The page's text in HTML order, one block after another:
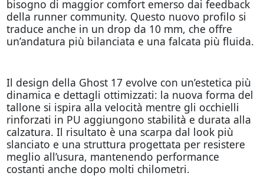
bisogno di maggior comfort emerso dai feedback
della runner community. Questo nuovo profilo si
traduce anche in un drop da 10 mm, che offre
un’andatura più bilanciata e una falcata più fluida.
Il design della Ghost 17 evolve con un’estetica più
dinamica e dettagli ottimizzati: la nuova forma del
tallone si ispira alla velocità mentre gli occhielli
rinforzati in PU aggiungono stabilità e durata alla
calzatura. Il risultato è una scarpa dal look più
slanciato e una struttura progettata per resistere
meglio all’usura, mantenendo performance
costanti anche dopo molti chilometri.